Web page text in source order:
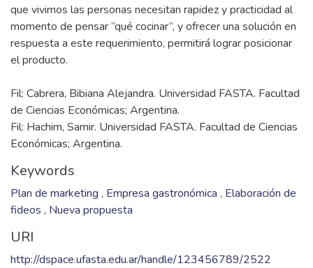
que vivimos las personas necesitan rapidez y practicidad al
momento de pensar “qué cocinar”, y ofrecer una solución en
respuesta a este requerimiento, permitirá lograr posicionar
Fil: Cabrera, Bibiana Alejandra. Universidad FASTA. Facultad
de Ciencias Económicas; Argentina.
Fil: Hachim, Samir. Universidad FASTA. Facultad de Ciencias
Económicas; Argentina.
Keywords
Plan de marketing , Empresa gastronómica , Elaboración de
fideos , Nueva propuesta
URI
http://dspace.ufasta.edu.ar/handle/123456789/2522